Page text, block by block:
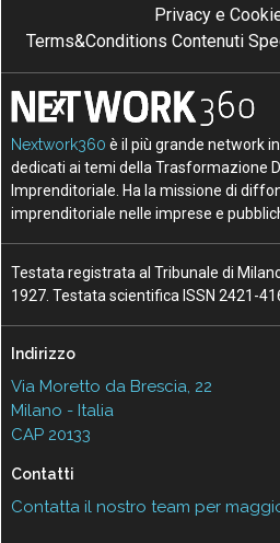
Privacy e
Terms&Conditions Contenuti
Nextwork360 è il più grande network
dedicati ai temi della Trasformazione
Imprenditoriale. Ha la missione di
imprenditoriale nelle imprese e
Testata registrata al Tribunale di
1927. Testata scientifica ISSN 2421-
Indirizzo
Via Moretto da Brescia, 22
Milano - Italia
CAP 20133
Contatti
Contatta il nostro team per